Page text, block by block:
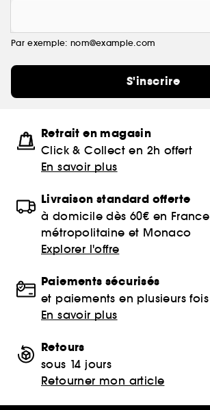
Par exemple: nom@example.com
S'inscrire
Retrait en magasin
Click & Collect en 2h offert
En savoir plus
Livraison standard offerte
à domicile dès 60€ en France
métropolitaine et Monaco
Explorer l'offre
Paiements sécurisés
et paiements en plusieurs fois
En savoir plus
Retours
sous 14 jours
Retourner mon article